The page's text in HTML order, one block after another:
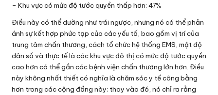
– Khu vực có mức độ tước quyền thấp hơn: 47%
Điều này có thể dường như trái ngược, nhưng nó có thể phản
ánh sự kết hợp phức tạp của các yếu tố, bao gồm vị trí của
trung tâm chấn thương, cách tổ chức hệ thống EMS, mật độ
dân số và thực tế là các khu vực đô thị có mức độ tước quyền
cao hơn có thể gần các bệnh viện chấn thương lớn hơn. Điều
này không nhất thiết có nghĩa là chăm sóc y tế công bằng
hơn trong các cộng đồng này; thay vào đó, nó chỉ ra rằng